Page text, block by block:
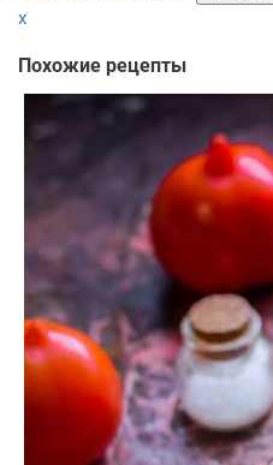
x
Похожие рецепты